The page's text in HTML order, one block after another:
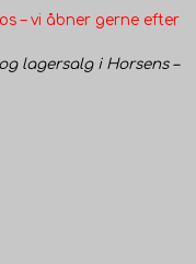
– vi åbner gerne efter
lagersalg i Horsens –